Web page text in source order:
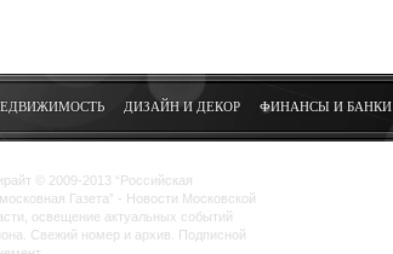
ДИЗАЙН И ДЕКОР ФИНАНСЫ И БАНКИ
© 2009-2013 “Российская
Газета” - Новости Московской
освещение актуальных событий
Свежий номер и архив. Подписной